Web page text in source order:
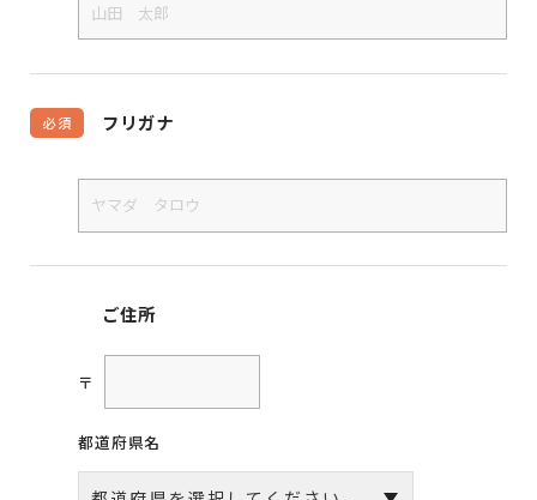
フリガナ
必須
ご住所
〒
都道府県名